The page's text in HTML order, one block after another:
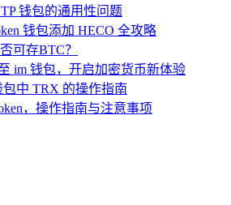
钱包的通用性问题
钱包添加 HECO 全攻略
可存BTC？
im 钱包，开启加密货币新体验
中 TRX 的操作指南
，操作指南与注意事项